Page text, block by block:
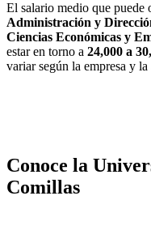
El salario medio que puede
Administración y
Ciencias Económicas y
estar en torno a 24,000 a
variar según la empresa y
Conoce la
Comillas